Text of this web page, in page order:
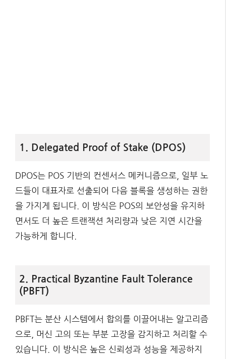
1. Delegated Proof of Stake (DPOS)
DPOS는 POS 기반의 컨센서스 메커니즘으로, 일부 노
드들이 대표자로 선출되어 다음 블록을 생성하는 권한
을 가지게 됩니다. 이 방식은 POS의 보안성을 유지하
면서도 더 높은 트랜잭션 처리량과 낮은 지연 시간을
가능하게 합니다.
2. Practical Byzantine Fault Tolerance
(PBFT)
PBFT는 분산 시스템에서 합의를 이끌어내는 알고리즘
으로, 머신 고의 또는 부분 고장을 감지하고 처리할 수
있습니다. 이 방식은 높은 신뢰성과 성능을 제공하지